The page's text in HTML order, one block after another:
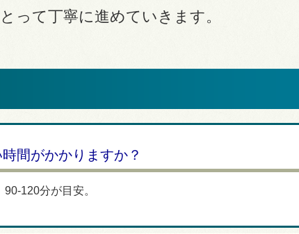
って丁寧に進めていきます。
間がかかりますか？
120分が目安。